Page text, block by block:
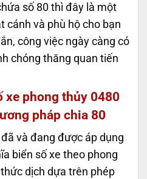
số 80 thì đây là một
cánh và phù hộ cho bạn
công việc ngày càng có
chóng thăng quan tiến
xe phong thủy 0480
pháp chia 80
và đang được áp dụng
biển số xe theo phong
dịch dựa trên phép